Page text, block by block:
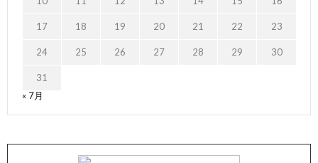
17 18 19 20 21 22 23
24 25 26 27 28 29 30
31
« 7月